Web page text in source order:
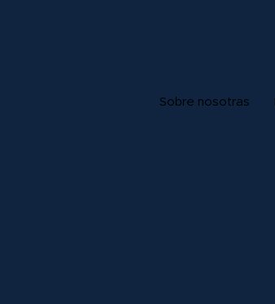
Sobre nosotras